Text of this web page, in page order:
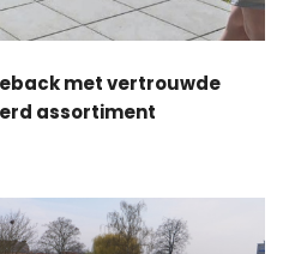
met vertrouwde
assortiment